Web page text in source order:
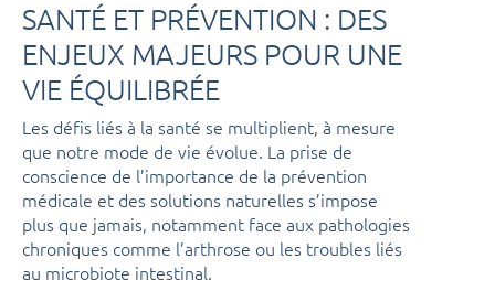
SANTÉ ET PRÉVENTION : DES
ENJEUX MAJEURS POUR UNE
VIE ÉQUILIBRÉE
Les défis liés à la santé se multiplient, à mesure
que notre mode de vie évolue. La prise de
conscience de l’importance de la prévention
médicale et des solutions naturelles s’impose
plus que jamais, notamment face aux pathologies
chroniques comme l’arthrose ou les troubles liés
au microbiote intestinal.